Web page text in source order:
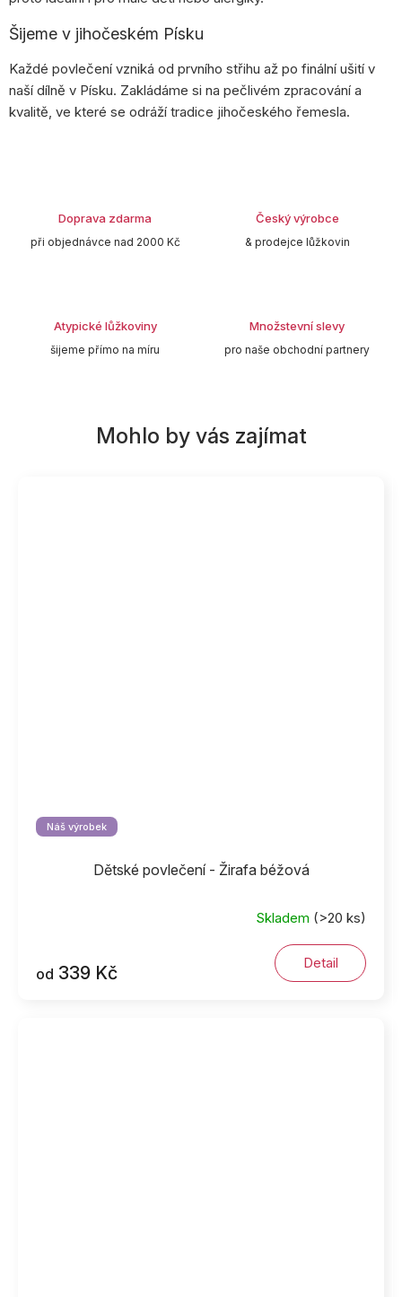
Šijeme v jihočeském Písku
Každé povlečení vzniká od prvního střihu až po finální ušití v
naší dílně v Písku. Zakládáme si na pečlivém zpracování a
kvalitě, ve které se odráží tradice jihočeského řemesla.
Doprava zdarma
při objednávce nad 2000 Kč
Český výrobce
& prodejce lůžkovin
Atypické lůžkoviny
šijeme přímo na míru
Množstevní slevy
pro naše obchodní partnery
Náš výrobek
Dětské povlečení - Žirafa béžová
Skladem (>20 ks)
od 339 Kč Detail